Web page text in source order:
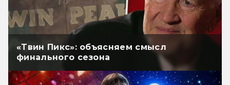
«Твин Пикс»: объясняем смысл
финального сезона